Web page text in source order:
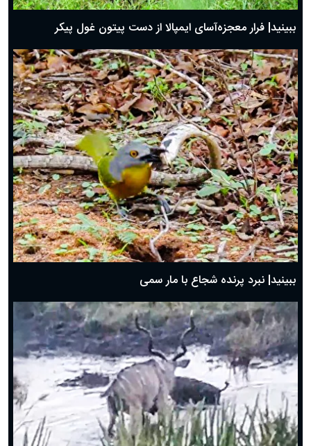
ببینید| فرار معجزه‌آسای ایمپالا از دست پیتون غول پیکر
ببینید| نبرد پرنده شجاع با مار سمی